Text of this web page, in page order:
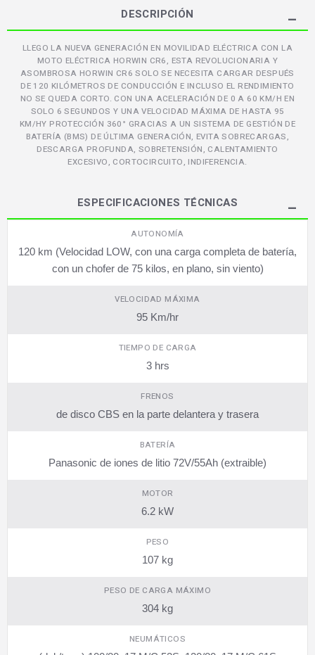
DESCRIPCIÓN
LLEGO LA NUEVA GENERACIÓN EN MOVILIDAD ELÉCTRICA CON LA
MOTO ELÉCTRICA HORWIN CR6, ESTA REVOLUCIONARIA Y
ASOMBROSA HORWIN CR6 SOLO SE NECESITA CARGAR DESPUÉS
DE 120 KILÓMETROS DE CONDUCCIÓN E INCLUSO EL RENDIMIENTO
NO SE QUEDA CORTO. CON UNA ACELERACIÓN DE 0 A 60 KM/H EN
SOLO 6 SEGUNDOS Y UNA VELOCIDAD MÁXIMA DE HASTA 95
KM/HY PROTECCIÓN 360° GRACIAS A UN SISTEMA DE GESTIÓN DE
BATERÍA (BMS) DE ÚLTIMA GENERACIÓN, EVITA SOBRECARGAS,
DESCARGA PROFUNDA, SOBRETENSIÓN, CALENTAMIENTO
EXCESIVO, CORTOCIRCUITO, INDIFERENCIA.
ESPECIFICACIONES TÉCNICAS
AUTONOMÍA
120 km (Velocidad LOW, con una carga completa de batería,
con un chofer de 75 kilos, en plano, sin viento)
VELOCIDAD MÁXIMA
95 Km/hr
TIEMPO DE CARGA
3 hrs
FRENOS
de disco CBS en la parte delantera y trasera
BATERÍA
Panasonic de iones de litio 72V/55Ah (extraible)
MOTOR
6.2 kW
PESO
107 kg
PESO DE CARGA MÁXIMO
304 kg
NEUMÁTICOS